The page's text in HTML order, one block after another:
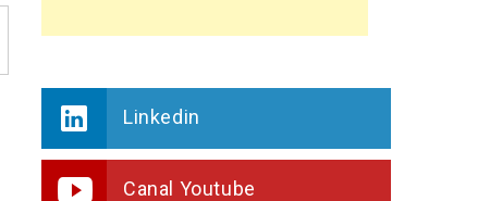
Linkedin
Canal Youtube